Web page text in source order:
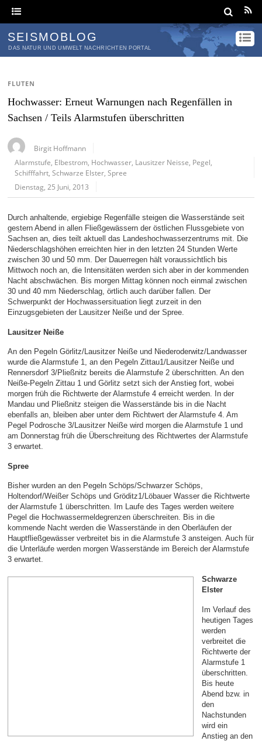
SEISMOBLOG
DAS NATUR UND UMWELT NACHRICHTEN PORTAL
FLUTEN
Hochwasser: Erneut Warnungen nach Regenfällen in
Sachsen / Teils Alarmstufen überschritten
Birgit Hoffmann
Alarmstufe Elbestrom Hochwasser Lausitzer Neisse Pegel
Schifffahrt ,Schwarze Elster ,Spree
Dienstag, 25 Juni, 2013
Durch anhaltende, ergiebige Regenfälle steigen die Wasserstände seit
gestern Abend in allen Fließgewässern der östlichen Flussgebiete von
Sachsen an, dies teilt aktuell das Landeshochwasserzentrums mit. Die
Niederschlagshöhen erreichten hier in den letzten 24 Stunden Werte
zwischen 30 und 50 mm. Der Dauerregen hält voraussichtlich bis
Mittwoch noch an, die Intensitäten werden sich aber in der kommenden
Nacht abschwächen. Bis morgen Mittag können noch einmal zwischen
30 und 40 mm Niederschlag, örtlich auch darüber fallen. Der
Schwerpunkt der Hochwassersituation liegt zurzeit in den
Einzugsgebieten der Lausitzer Neiße und der Spree.
Lausitzer Neiße
An den Pegeln Görlitz/Lausitzer Neiße und Niederoderwitz/Landwasser
wurde die Alarmstufe 1, an den Pegeln Zittau1/Lausitzer Neiße und
Rennersdorf 3/Pließnitz bereits die Alarmstufe 2 überschritten. An den
Neiße-Pegeln Zittau 1 und Görlitz setzt sich der Anstieg fort, wobei
morgen früh die Richtwerte der Alarmstufe 4 erreicht werden. In der
Mandau und Pließnitz steigen die Wasserstände bis in die Nacht
ebenfalls an, bleiben aber unter dem Richtwert der Alarmstufe 4. Am
Pegel Podrosche 3/Lausitzer Neiße wird morgen die Alarmstufe 1 und
am Donnerstag früh die Überschreitung des Richtwertes der Alarmstufe
3 erwartet.
Spree
Bisher wurden an den Pegeln Schöps/Schwarzer Schöps,
Holtendorf/Weißer Schöps und Gröditz1/Löbauer Wasser die Richtwerte
der Alarmstufe 1 überschritten. Im Laufe des Tages werden weitere
Pegel die Hochwassermeldegrenzen überschreiten. Bis in die
kommende Nacht werden die Wasserstände in den Oberläufen der
Hauptfließgewässer verbreitet bis in die Alarmstufe 3 ansteigen. Auch für
die Unterläufe werden morgen Wasserstände im Bereich der Alarmstufe
3 erwartet.
Schwarze
Elster
Im Verlauf des
heutigen Tages
werden
verbreitet die
Richtwerte der
Alarmstufe 1
überschritten.
Bis heute
Abend bzw. in
den
Nachstunden
wird ein
Anstieg an den